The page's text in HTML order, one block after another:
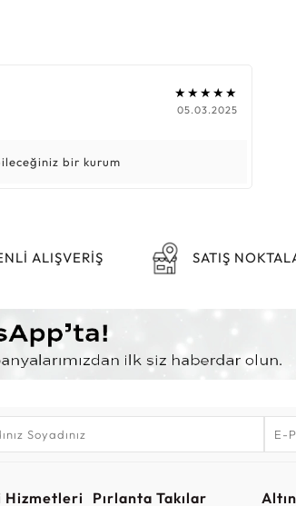
★★★★★
05.03.2025
bir kurum
ALIŞVERİŞ SATIŞ
Hizmetleri Pırlanta Takılar